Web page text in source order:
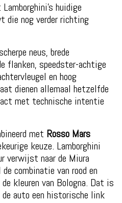
huidige
die nog verder richting
neus, brede
flanken, speedster-achtige
en hoog
dienen allemaal hetzelfde
met technische intentie
met Rosso Mars
keuze. Lamborghini
verwijst naar de Miura
combinatie van rood en
kleuren van Bologna. Dat is
auto een historische link